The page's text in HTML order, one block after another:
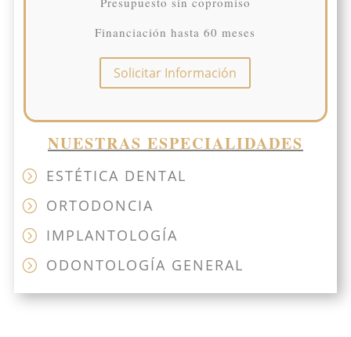
Financiación hasta 60 meses
Solicitar Información
NUESTRAS ESPECIALIDADES
= ESTÉTICA DENTAL
= ORTODONCIA
= IMPLANTOLOGÍA
= ODONTOLOGÍA GENERAL